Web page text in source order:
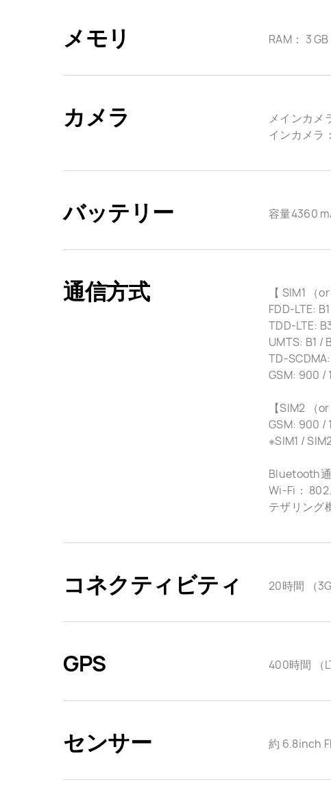
メモリ RAM： 3
カメラ
メインカメ
インカメラ
バッテリー 容量4360
通信方式
【 SIM1 （
FDD-LTE:
TDD-LTE:
UMTS: B1 /
TD-
GSM: 900 /
【SIM2 （or
GSM: 900 /
※SIM1 /
Bluetooth
Wi-Fi：
テザリング
コネクティビティ 20時間 （3G
GPS 400時間 （
センサー 約 6.8inch